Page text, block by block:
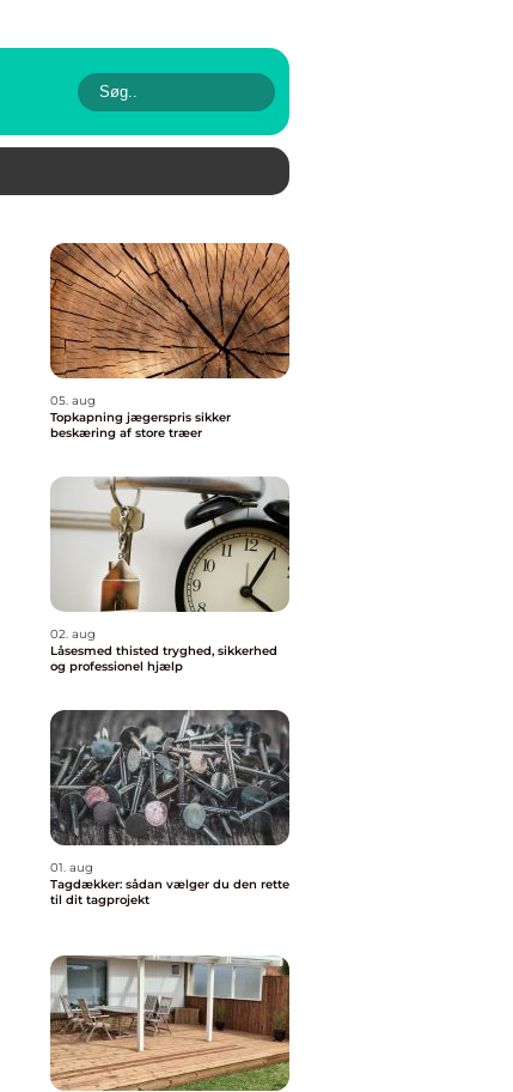
05. aug
Topkapning jægerspris sikker
beskæring af store træer
02. aug
Låsesmed thisted tryghed, sikkerhed
og professionel hjælp
01. aug
Tagdækker: sådan vælger du den rette
til dit tagprojekt